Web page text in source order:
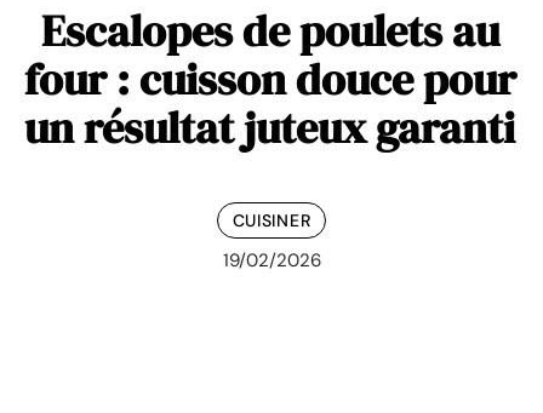
Escalopes de poulets au
four : cuisson douce pour
un résultat juteux garanti
CUISINER
19/02/2026